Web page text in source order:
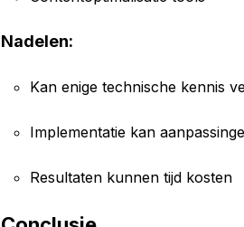
Nadelen:
Kan enige technische kennis
Implementatie kan
Resultaten kunnen tijd kosten